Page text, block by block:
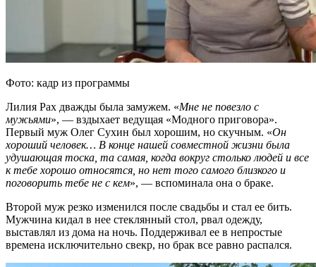
Фото: кадр из программы
Лилия Рах дважды была замужем. «Мне не повезло с
мужьями», — вздыхает ведущая «Модного приговора».
Первый муж Олег Сухин был хорошим, но скучным. «Он
хороший человек… В конце нашей совместной жизни была
удушающая тоска, та самая, когда вокруг столько людей и все
к тебе хорошо относятся, но нет того самого близкого и
поговорить тебе не с кем», — вспоминала она о браке.
Второй муж резко изменился после свадьбы и стал ее бить.
Мужчина кидал в нее стеклянный стол, рвал одежду,
выставлял из дома на ночь. Поддерживал ее в непростые
времена исключительно свекр, но брак все равно распался.